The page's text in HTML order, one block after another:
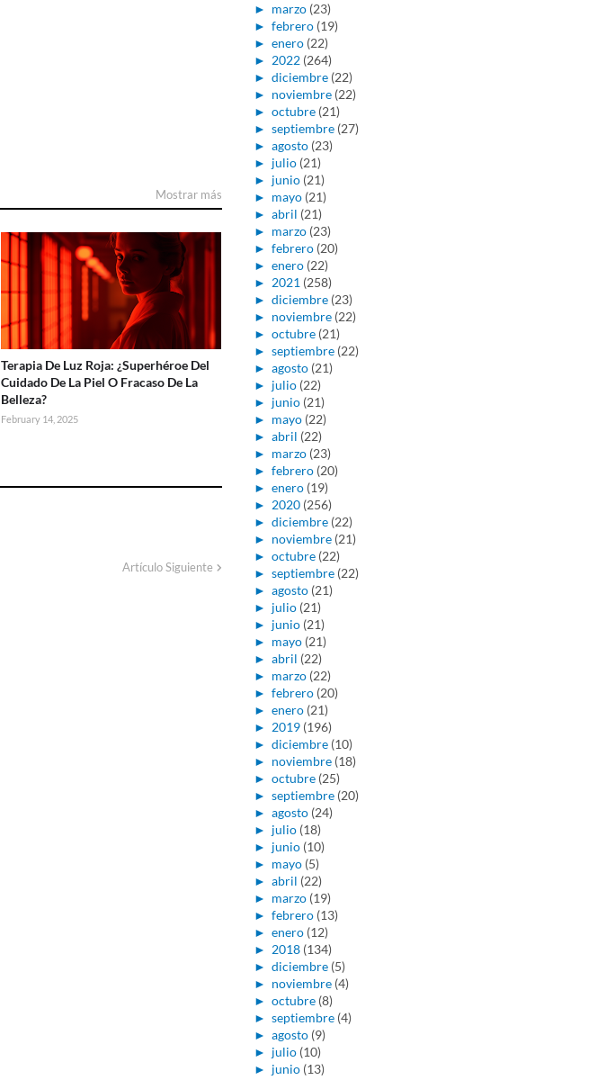
Mostrar más
Terapia De Luz Roja: ¿Superhéroe Del
Cuidado De La Piel O Fracaso De La
Belleza?
February 14, 2025
Artículo Siguiente
► marzo (23)
► febrero (19)
► enero (22)
► 2022 (264)
► diciembre (22)
► noviembre (22)
► octubre (21)
► septiembre (27)
► agosto (23)
► julio (21)
► junio (21)
► mayo (21)
► abril (21)
► marzo (23)
► febrero (20)
► enero (22)
► 2021 (258)
► diciembre (23)
► noviembre (22)
► octubre (21)
► septiembre (22)
► agosto (21)
► julio (22)
► junio (21)
► mayo (22)
► abril (22)
► marzo (23)
► febrero (20)
► enero (19)
► 2020 (256)
► diciembre (22)
► noviembre (21)
► octubre (22)
► septiembre (22)
► agosto (21)
► julio (21)
► junio (21)
► mayo (21)
► abril (22)
► marzo (22)
► febrero (20)
► enero (21)
► 2019 (196)
► diciembre (10)
► noviembre (18)
► octubre (25)
► septiembre (20)
► agosto (24)
► julio (18)
► junio (10)
► mayo (5)
► abril (22)
► marzo (19)
► febrero (13)
► enero (12)
► 2018 (134)
► diciembre (5)
► noviembre (4)
► octubre (8)
► septiembre (4)
► agosto (9)
► julio (10)
► junio (13)